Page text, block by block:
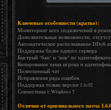
Ключевые особенности (кратко):
Мониторинг всех подключений в
Дополнительные возможности,
Автоматическое распознавание DDoS
Поддержка более одного сервера
Быстрый "бан" и "кик" по
Копирование хеша игрока и
Полноценный чат
Исправления ряда ошибок
Поддержка только версии 1.6.02
Совместима с Windows 7
Отличия от оригинального патча